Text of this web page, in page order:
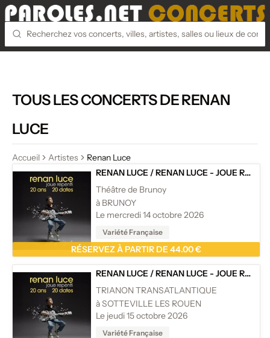
TOUS LES CONCERTS DE RENAN
LUCE
Accueil Artistes
Renan Luce
RENAN LUCE /RENAN LUCE - JOUE REPENTI
Théâtre de Brunoy
à BRUNOY
Le mercredi 14 octobre 2026
Variété Française
RÉSERVEZ À PARTIR DE 44.00 €
RENAN LUCE /RENAN LUCE - JOUE REPENTI
TRIANON TRANSATLANTIQUE
à SOTTEVILLE LES ROUEN
Le jeudi 15 octobre 2026
Variété Française